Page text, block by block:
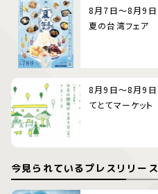
8月7日～8月9日
夏の台湾フェア
8月9日～8月9日
てとてマーケット
今見られているプレスリリース